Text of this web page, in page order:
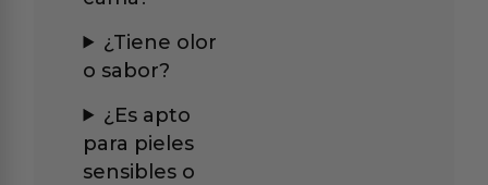
¿Tiene olor
o sabor?
¿Es apto
para pieles
sensibles o